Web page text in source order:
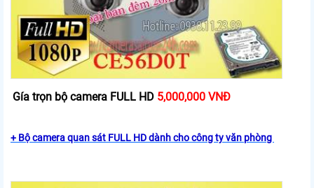
Gía trọn bộ camera FULL HD 5,000,000 VNĐ
+ Bộ camera quan sát FULL HD dành cho công ty văn phòng